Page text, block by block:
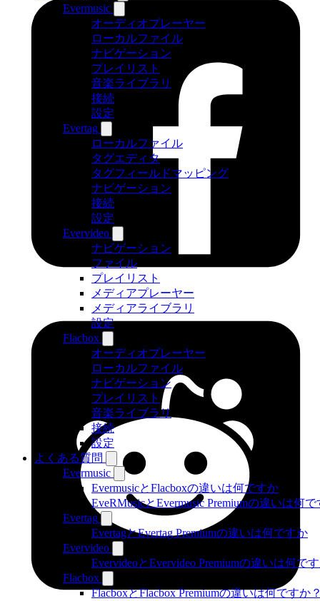
Evermusic
オーディオプレーヤー
ローカルファイル
ナビゲーション
プレイリスト
音楽ライブラリ
接続
設定
Evertag
ローカルファイル
タグエディタ
タグフィールドマッピング
ナビゲーション
接続
設定
Evervideo
ナビゲーション
ファイル
プレイリスト
メディアプレーヤー
メディアライブラリ
設定
Flacbox
オーディオプレーヤー
ローカルファイル
ナビゲーション
プレイリスト
音楽ライブラリ
接続
設定
よくある質問
Evermusic
EvermusicとFlacboxの違いは何ですか
EveRMusicとEvermusic Premiumの違いは何で
Evertag
EvertagとEvertag Premiumの違いは何ですか
Evervideo
EvervideoとEvervideo Premiumの違いは何で
Flacbox
FlacboxとFlacbox Premiumの違いは何ですか